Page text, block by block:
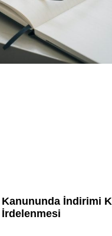
İndirimi